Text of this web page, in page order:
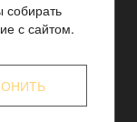
собирать
с сайтом.